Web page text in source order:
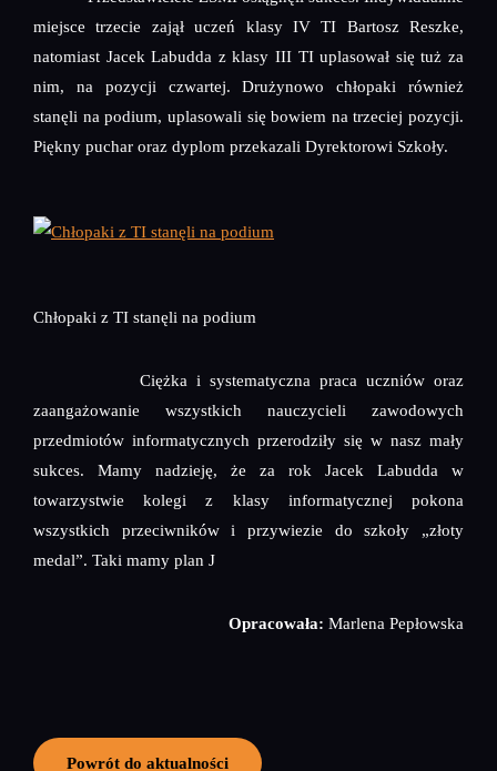
miejsce trzecie zajął uczeń klasy IV TI Bartosz Reszke,
natomiast Jacek Labudda z klasy III TI uplasował się tuż za
nim, na pozycji czwartej. Drużynowo chłopaki również
stanęli na podium, uplasowali się bowiem na trzeciej pozycji.
Piękny puchar oraz dyplom przekazali Dyrektorowi Szkoły.
Chłopaki z TI stanęli na podium
Ciężka i systematyczna praca uczniów oraz
zaangażowanie wszystkich nauczycieli zawodowych
przedmiotów informatycznych przerodziły się w nasz mały
sukces. Mamy nadzieję, że za rok Jacek Labudda w
towarzystwie kolegi z klasy informatycznej pokona
wszystkich przeciwników i przywiezie do szkoły „złoty
medal”. Taki mamy plan J
Opracowała: Marlena Pepłowska
Powrót do aktualności